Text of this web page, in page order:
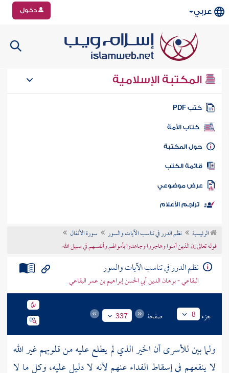
عربي دخول
المكتبة الإسلامية
كتب PDF
كتاب الأمة
المكتبة
الكتب
موضوعي
تراجم الأعلام
الرئيسية نظم الدرر في تناسب الآيات والسور
سورة الأنفال
قوله تعالى إن الذين آمنوا وهاجروا وجاهدوا بأموالهم وأنفسهم في سبيل الله
نظم الدرر في تناسب الآيات والسور
البقاعي - برهان الدين أبي الحسن إبراهيم بن عمر البقاعي
جزء 8 صفحة 337
ولما بين للأسرى أن الخير الذي لم يطلع عليه من قلوبهم غير الله
لا ينفعهم في إسقاط الفداء عنهم لأنه لا دليل عليه، وكل ما لا